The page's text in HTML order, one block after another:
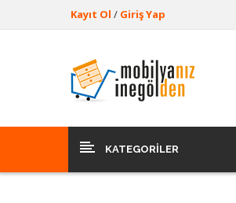
Kayıt Ol / Giriş Yap
KATEGORILER